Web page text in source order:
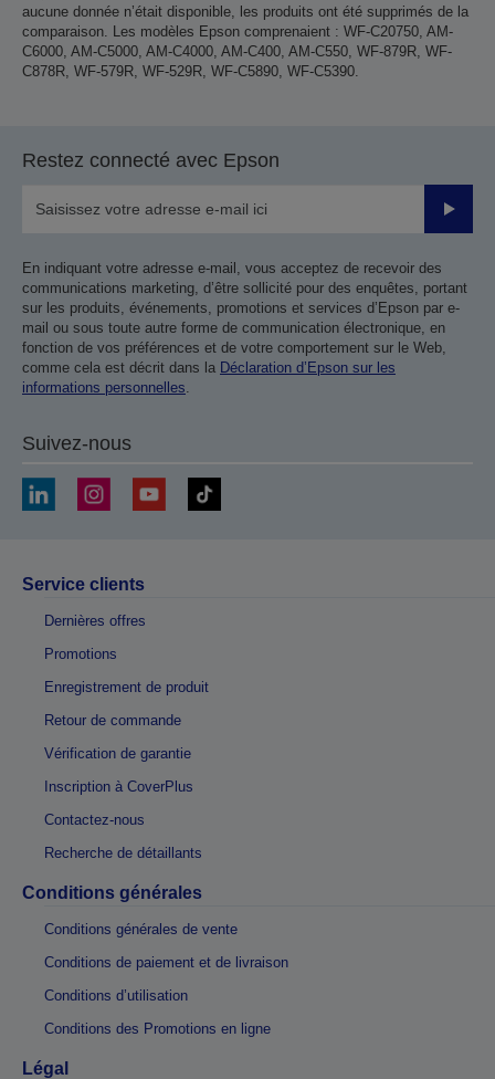
aucune donnée n’était disponible, les produits ont été supprimés de la
comparaison. Les modèles Epson comprenaient : WF-C20750, AM-
C6000, AM-C5000, AM-C4000, AM-C400, AM-C550, WF-879R, WF-
C878R, WF-579R, WF-529R, WF-C5890, WF-C5390.
Restez connecté avec Epson
Valider
En indiquant votre adresse e-mail, vous acceptez de recevoir des
communications marketing, d’être sollicité pour des enquêtes, portant
sur les produits, événements, promotions et services d’Epson par e-
mail ou sous toute autre forme de communication électronique, en
fonction de vos préférences et de votre comportement sur le Web,
comme cela est décrit dans la Déclaration d’Epson sur les
informations personnelles.
Suivez-nous
Service clients
Dernières offres
Promotions
Enregistrement de produit
Retour de commande
Vérification de garantie
Inscription à CoverPlus
Contactez-nous
Recherche de détaillants
Conditions générales
Conditions générales de vente
Conditions de paiement et de livraison
Conditions d’utilisation
Conditions des Promotions en ligne
Légal